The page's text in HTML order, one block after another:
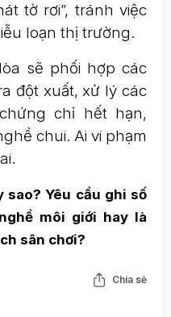
tờ rơi”, tránh việc
loạn thị trường.
sẽ phối hợp các
đột xuất, xử lý các
chỉ hết hạn,
chui. Ai vi phạm
sao? Yêu cầu ghi số
môi giới hay là
sân chơi?
Chia sẻ